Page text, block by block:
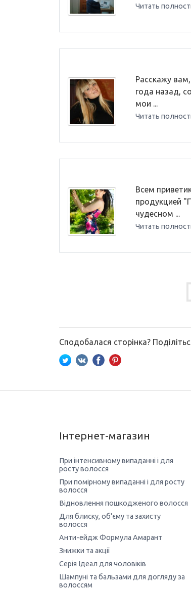
Читать
Расскажу
года назад,
мои ...
Читать
Всем
продукцией
чудесном ...
Читать
Сподобалася сторінка?
Інтернет-магазин
При інтенсивному випаданні і для
росту волосся
При помірному випаданні і для росту
волосся
Відновлення пошкодженого волосся
Для блиску, об'єму та захисту
волосся
Анти-ейдж Формула Амарант
Знижки та акції
Серія Ідеал для чоловіків
Шампуні та бальзами для догляду за
волоссям